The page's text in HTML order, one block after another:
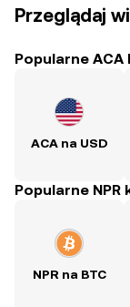
Przeglądaj
Popularne ACA
ACA na USD
Popularne NPR
NPR na BTC